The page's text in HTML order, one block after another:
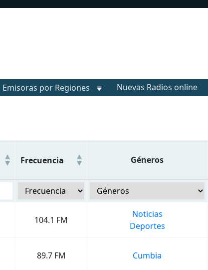
Emisoras por Regiones Nuevas Radios online
Frecuencia Géneros
104.1 FM
Noticias
Deportes
89.7 FM Cumbia